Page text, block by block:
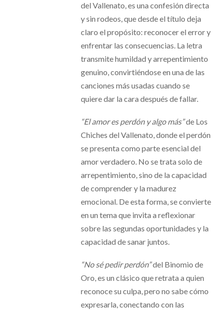
del Vallenato, es una confesión directa
y sin rodeos, que desde el título deja
claro el propósito: reconocer el error y
enfrentar las consecuencias. La letra
transmite humildad y arrepentimiento
genuino, convirtiéndose en una de las
canciones más usadas cuando se
quiere dar la cara después de fallar.
“El amor es perdón y algo más”de Los
Chiches del Vallenato, donde el perdón
se presenta como parte esencial del
amor verdadero. No se trata solo de
arrepentimiento, sino de la capacidad
de comprender y la madurez
emocional. De esta forma, se convierte
en un tema que invita a reflexionar
sobre las segundas oportunidades y la
capacidad de sanar juntos.
“No sé pedir perdón”del Binomio de
Oro, es un clásico que retrata a quien
reconoce su culpa, pero no sabe cómo
expresarla, conectando con las